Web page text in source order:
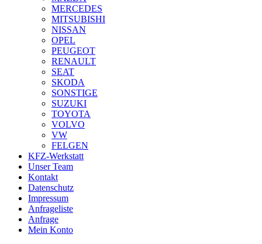
MERCEDES
MITSUBISHI
NISSAN
OPEL
PEUGEOT
RENAULT
SEAT
SKODA
SONSTIGE
SUZUKI
TOYOTA
VOLVO
VW
FELGEN
KFZ-Werkstatt
Unser Team
Kontakt
Datenschutz
Impressum
Anfrageliste
Anfrage
Mein Konto